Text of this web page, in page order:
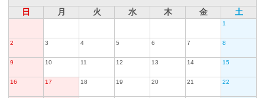
日
月 火 水 木 金 土
1
2 3 4 5 6 7 8
9 10 11 12 13 14 15
16 17 18 19 20 21 22